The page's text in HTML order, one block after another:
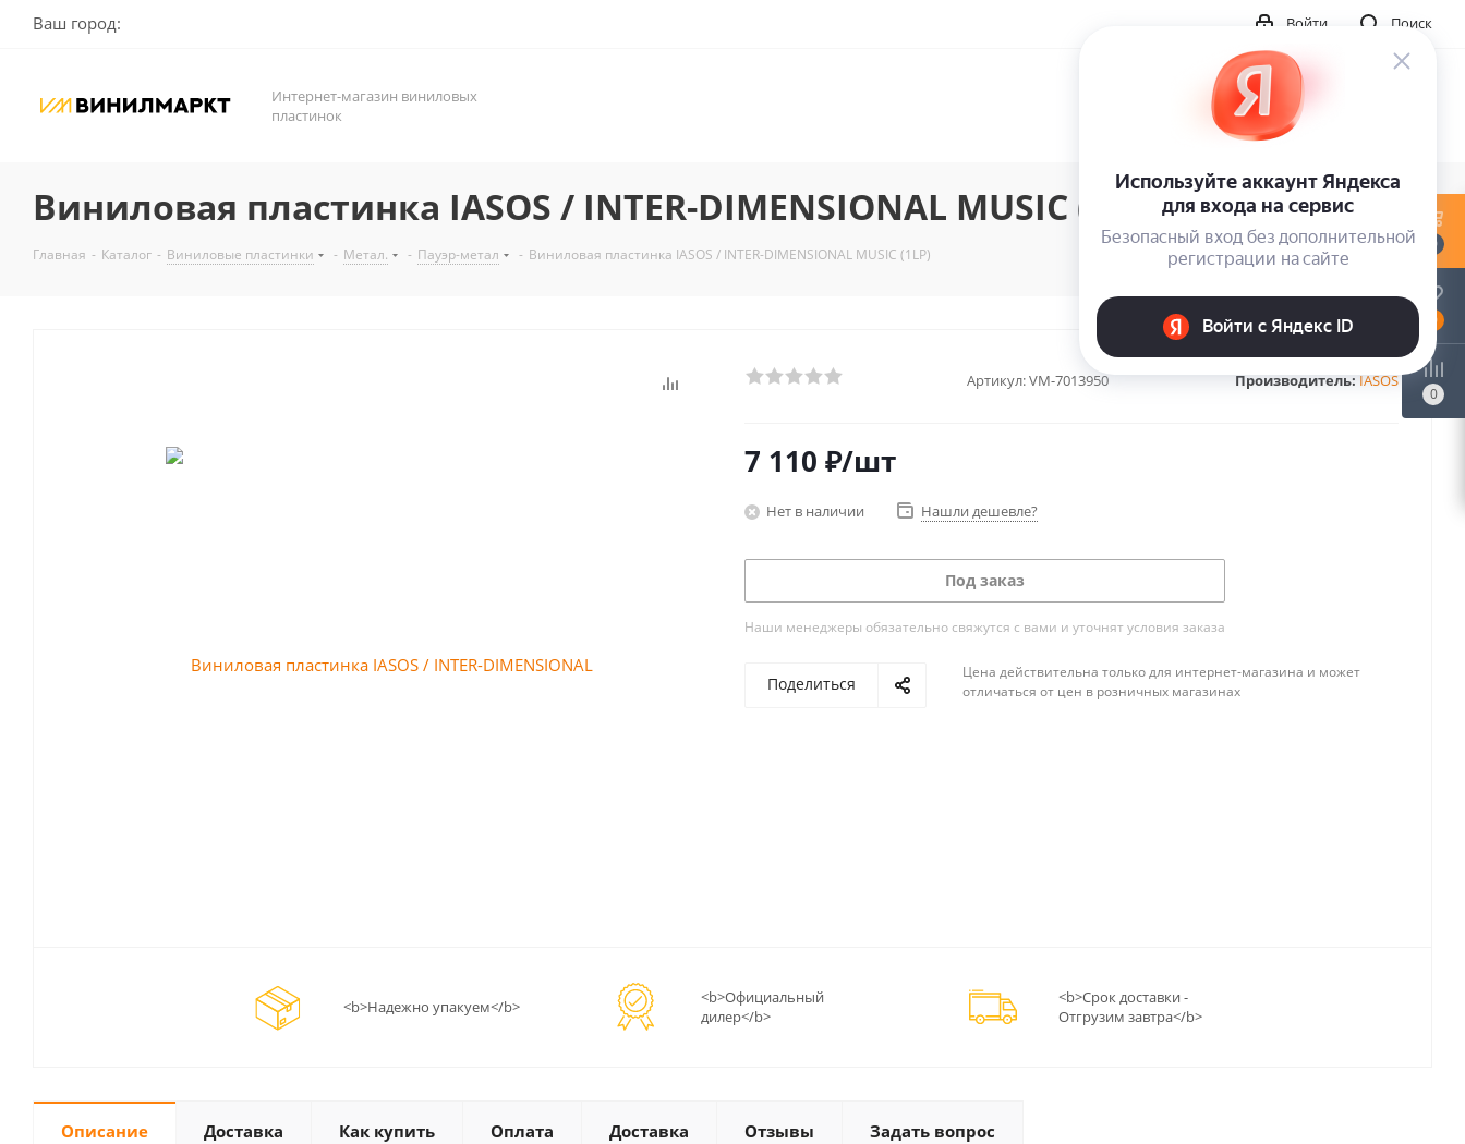
Ваш город: Поиск
Войти
Интернет-магазин виниловых
пластинок
Виниловая пластинка IASOS / INTER-DIMENSIONAL MUSIC (1LP)
Главная - Каталог - Виниловые пластинки - Метал. - Пауэр-метал - Виниловая пластинка IASOS / INTER-DIMENSIONAL MUSIC (1LP)
Артикул:VM-7013950 Производитель:IASOS
7 110 ₽/шт
Нет в наличии Нашли дешевле?
Под заказ
Наши менеджеры обязательно свяжутся с вами и уточнят условия заказа
Поделиться
Цена действительна только для интернет-магазина и может
отличаться от цен в розничных магазинах
<b>Надежно упакуем</b>
<b>Официальный
дилер</b>
<b>Срок доставки -
Отгрузим завтра</b>
Описание Доставка Как купить Оплата Доставка Отзывы Задать вопрос
0
0
0